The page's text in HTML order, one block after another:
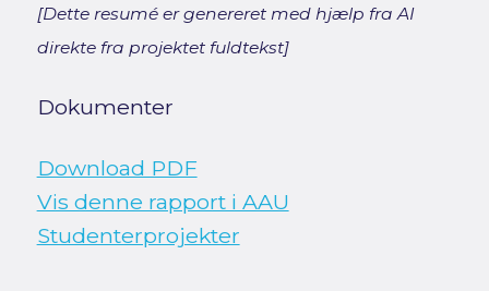
[Dette resumé er genereret med hjælp fra AI
direkte fra projektet fuldtekst]
Dokumenter
Download PDF
Vis denne rapport i AAU
Studenterprojekter